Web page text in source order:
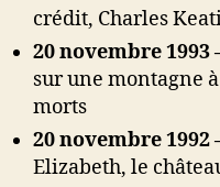
crédit, Charles
20 novembre 1993
sur une montagne
morts
20 novembre 1992
Elizabeth, le